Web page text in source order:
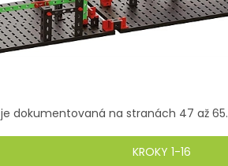
je dokumentovaná na stranách 47 až 65.
KROKY 1-16